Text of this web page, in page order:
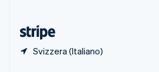
Svizzera (Italiano)